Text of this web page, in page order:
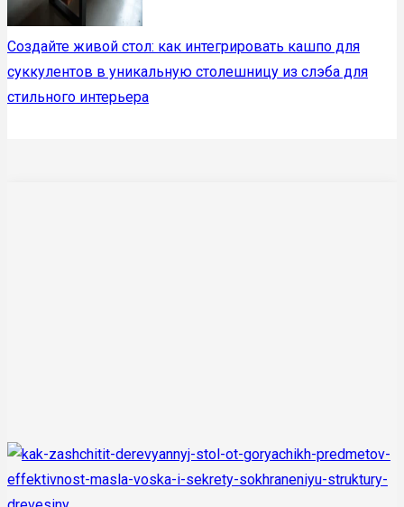
Создайте живой стол: как интегрировать кашпо для
суккулентов в уникальную столешницу из слэба для
стильного интерьера